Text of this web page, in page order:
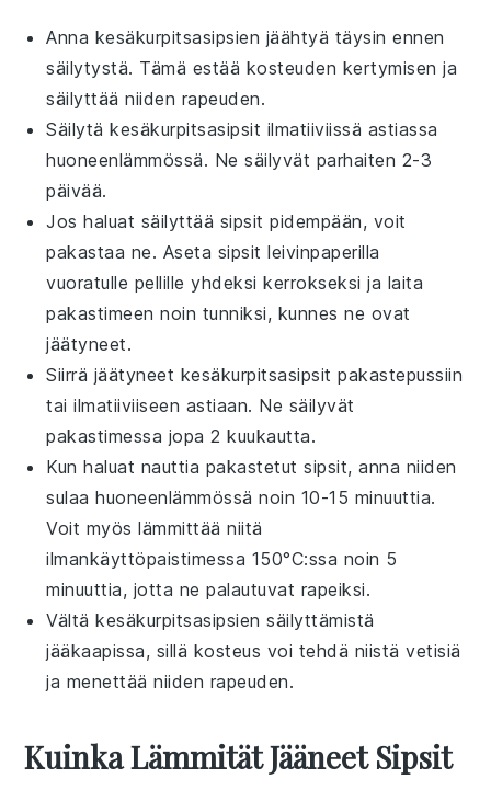
Anna kesäkurpitsasipsien jäähtyä täysin ennen
säilytystä. Tämä estää kosteuden kertymisen ja
säilyttää niiden rapeuden.
Säilytäkesäkurpitsasipsit ilmatiiviissä astiassa
huoneenlämmössä. Ne säilyvät parhaiten 2-3
päivää.
Jos haluat säilyttää sipsit pidempään, voit
pakastaa ne. Aseta sipsit leivinpaperilla
vuoratulle pellille yhdeksi kerrokseksi ja laita
pakastimeen noin tunniksi, kunnes ne ovat
jäätyneet.
Siirrä jäätyneet kesäkurpitsasipsit pakastepussiin
tai ilmatiiviiseen astiaan. Ne säilyvät
pakastimessa jopa 2 kuukautta.
Kun haluat nauttia pakastetut sipsit, anna niiden
sulaa huoneenlämmössä noin 10-15 minuuttia.
Voit myös lämmittää niitä
ilmankäyttöpaistimessa 150°C:ssa noin 5
minuuttia, jotta ne palautuvat rapeiksi.
Vältäkesäkurpitsasipsien säilyttämistä
jääkaapissa, sillä kosteus voi tehdä niistä vetisiä
ja menettää niiden rapeuden.
Kuinka Lämmität Jääneet Sipsit